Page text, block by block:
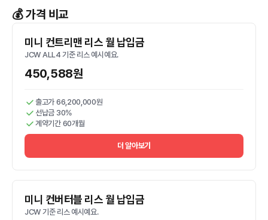
💰 가격 비교
미니 컨트리맨 리스 월 납입금
JCW ALL4 기준 리스 예시예요.
450,588원
출고가 66,200,000원
선납금 30%
계약기간 60개월
더 알아보기
미니 컨버터블 리스 월 납입금
JCW 기준 리스 예시예요.